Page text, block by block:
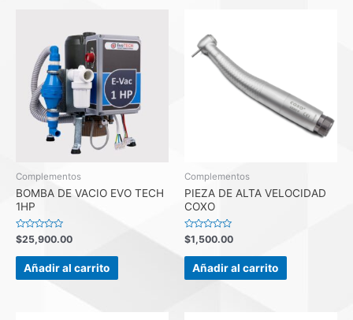
Complementos
BOMBA DE VACIO EVO TECH
1HP
Valorado
con
0
$25,900.00
Añadir al carrito
Complementos
PIEZA DE ALTA VELOCIDAD
COXO
Valorado
con
0
$1,500.00
Añadir al carrito